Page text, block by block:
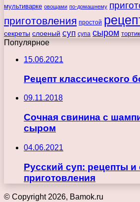
мультиварке овощами по-домашнему
приготовления простой
секреты слоеный суп супа сыром тортик
Популярное
15.06.2021
Рецепт классического
09.11.2018
Сочная свинина с
сыром
04.06.2021
Русский суп: рецепты и
приготовления
© Copyright 2026, Bamok.ru